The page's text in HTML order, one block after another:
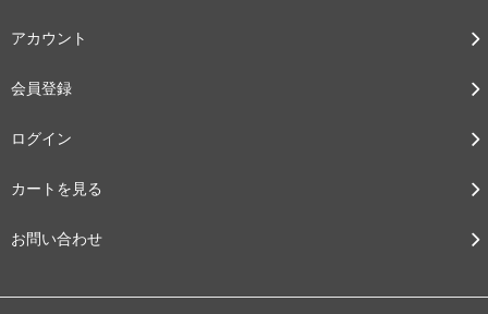
アカウント
会員登録
ログイン
カートを見る
お問い合わせ